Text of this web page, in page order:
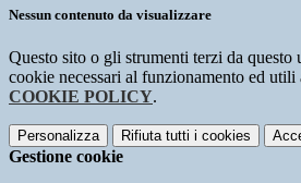
Nessun contenuto da visualizzare
Questo sito o gli strumenti terzi da
cookie necessari al funzionamento ed
COOKIE POLICY.
Personalizza Rifiuta tutti i cookies
Gestione cookie